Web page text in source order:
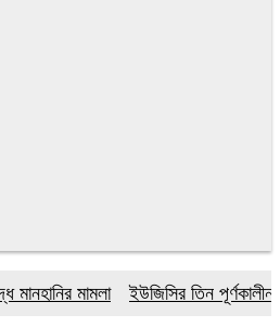
মামলা ইউজিসির তিন পূর্ণকালীন